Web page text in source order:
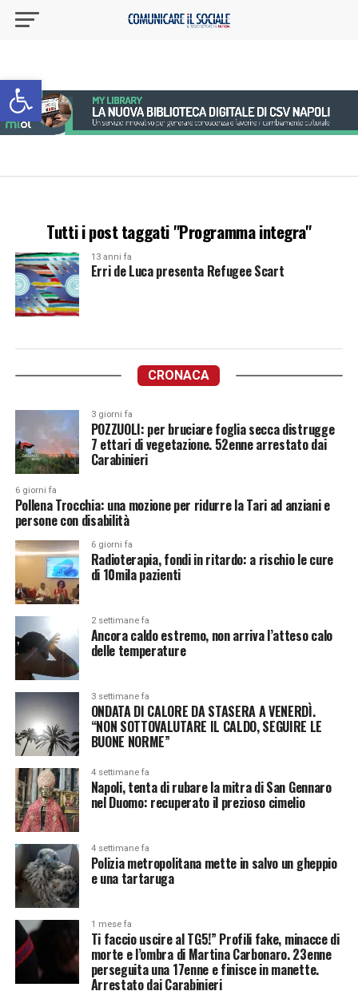
Apri la barra degli strumenti
Tutti i post taggati "Programma integra"
13 anni fa
Erri de Luca presenta Refugee Scart
CRONACA
3 giorni fa
POZZUOLI: per bruciare foglia secca distrugge
7 ettari di vegetazione. 52enne arrestato dai
Carabinieri
6 giorni fa
Pollena Trocchia: una mozione per ridurre la Tari ad anziani e
persone con disabilità
6 giorni fa
Radioterapia, fondi in ritardo: a rischio le cure
di 10mila pazienti
2 settimane fa
Ancora caldo estremo, non arriva l’atteso calo
delle temperature
3 settimane fa
ONDATA DI CALORE DA STASERA A VENERDÌ.
“NON SOTTOVALUTARE IL CALDO, SEGUIRE LE
BUONE NORME”
4 settimane fa
Napoli, tenta di rubare la mitra di San Gennaro
nel Duomo: recuperato il prezioso cimelio
4 settimane fa
Polizia metropolitana mette in salvo un gheppio
e una tartaruga
1 mese fa
Ti faccio uscire al TG5!” Profili fake, minacce di
morte e l’ombra di Martina Carbonaro. 23enne
perseguita una 17enne e finisce in manette.
Arrestato dai Carabinieri